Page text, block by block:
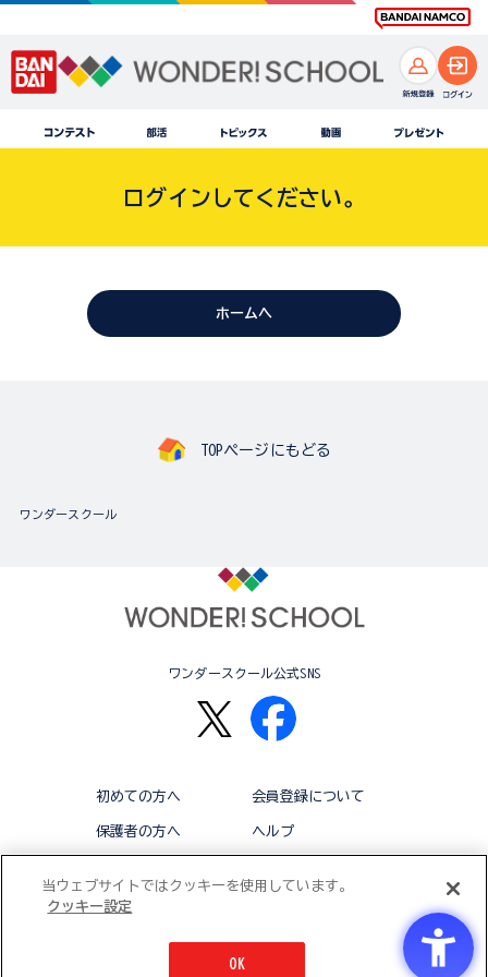
ログインしてください。
ホームへ
TOPページにもどる
ワンダースクール
ワンダースクール公式SNS
初めての方へ 会員登録について
保護者の方へ ヘルプ
© BANDAI CO.,LTD 2015 ALL RIGHTS RESERVED
当ウェブサイトではクッキーを使用しています。
クッキー設定
OK